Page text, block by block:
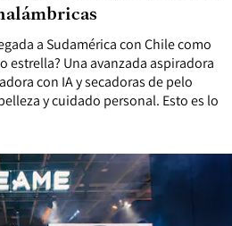
a Sudamérica con Chile como
estrella? Una avanzada aspiradora
con IA y secadoras de pelo
y cuidado personal. Esto es lo